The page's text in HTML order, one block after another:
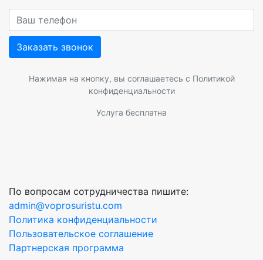
Заказать звонок
Нажимая на кнопку, вы соглашаетесь с Политикой
конфиденциальности
Услуга бесплатна
По вопросам сотрудничества пишите:
admin@voprosuristu.com
Политика конфиденциальности
Пользовательское соглашение
Партнерская программа